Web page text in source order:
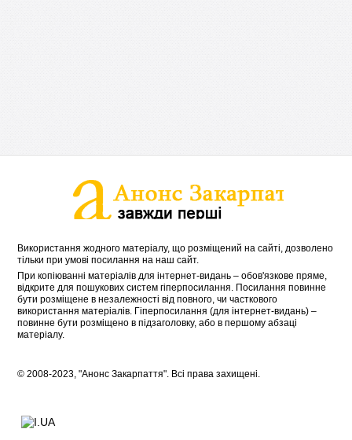
Використання жодного матеріалу, що розміщений на сайті, дозволено
тільки при умові посилання на наш сайт.
При копіюванні матеріалів для інтернет-видань – обов'язкове пряме,
відкрите для пошукових систем гіперпосилання. Посилання повинне
бути розміщене в незалежності від повного, чи часткового
використання матеріалів. Гіперпосилання (для інтернет-видань) –
повинне бути розміщено в підзаголовку, або в першому абзаці
матеріалу.
© 2008-2023, "Анонс Закарпаття". Всі права захищені.